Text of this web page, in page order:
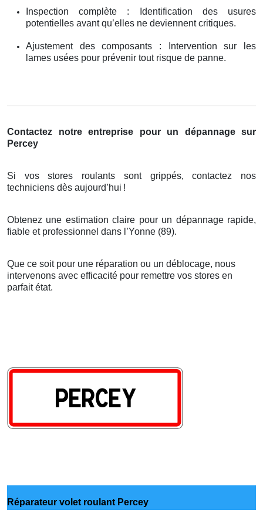
Inspection complète : Identification des usures
potentielles avant qu’elles ne deviennent critiques.
Ajustement des composants : Intervention sur les
lames usées pour prévenir tout risque de panne.
Contactez notre entreprise pour un dépannage sur
Percey
Si vos stores roulants sont grippés, contactez nos
techniciens dès aujourd’hui !
Obtenez une estimation claire pour un dépannage rapide,
fiable et professionnel dans l’Yonne (89).
Que ce soit pour une réparation ou un déblocage, nous
intervenons avec efficacité pour remettre vos stores en
parfait état.
Réparateur volet roulant Percey